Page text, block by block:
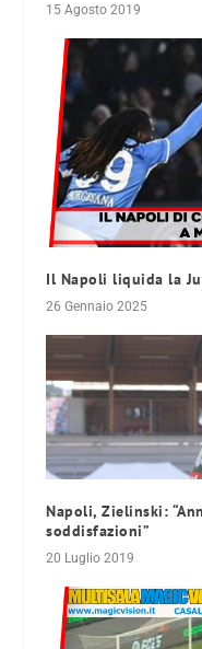
15 Agosto 2019
Il Napoli liquida la
26 Gennaio 2025
Napoli, Zielinski:
soddisfazioni”
20 Luglio 2019